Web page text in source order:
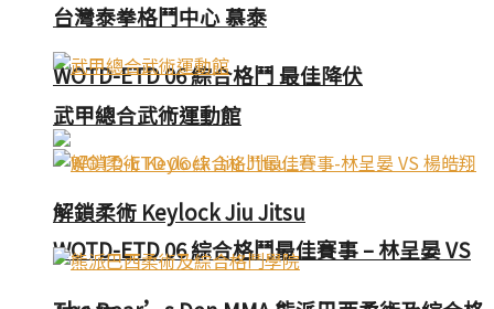
WOTD-ETD 06 綜合格鬥 最佳降伏
WOTD-ETD 06 綜合格鬥最佳賽事 – 林呈晏 VS
台灣泰拳格鬥中心 慕泰
武甲總合武術運動館
解鎖柔術 Keylock Jiu Jitsu